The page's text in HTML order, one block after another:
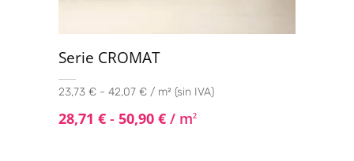
Serie CROMAT
23,73 € - 42,07 € / m² (sin IVA)
28,71 € - 50,90 € / m2